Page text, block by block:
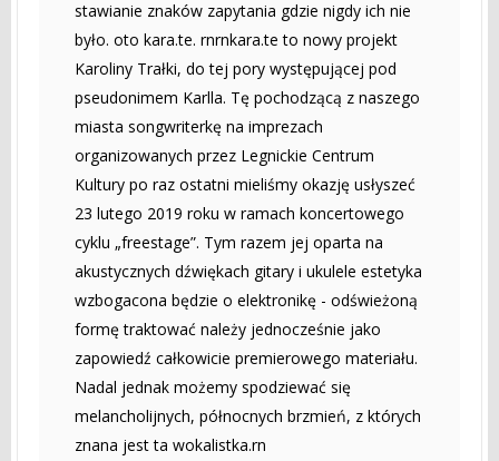
stawianie znaków zapytania gdzie nigdy ich nie
było. oto kara.te. rnrnkara.te to nowy projekt
Karoliny Trałki, do tej pory występującej pod
pseudonimem Karlla. Tę pochodzącą z naszego
miasta songwriterkę na imprezach
organizowanych przez Legnickie Centrum
Kultury po raz ostatni mieliśmy okazję usłyszeć
23 lutego 2019 roku w ramach koncertowego
cyklu „freestage”. Tym razem jej oparta na
akustycznych dźwiękach gitary i ukulele estetyka
wzbogacona będzie o elektronikę - odświeżoną
formę traktować należy jednocześnie jako
zapowiedź całkowicie premierowego materiału.
Nadal jednak możemy spodziewać się
melancholijnych, północnych brzmień, z których
znana jest ta wokalistka.rn